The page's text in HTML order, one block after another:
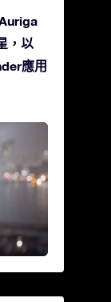
，以
應用